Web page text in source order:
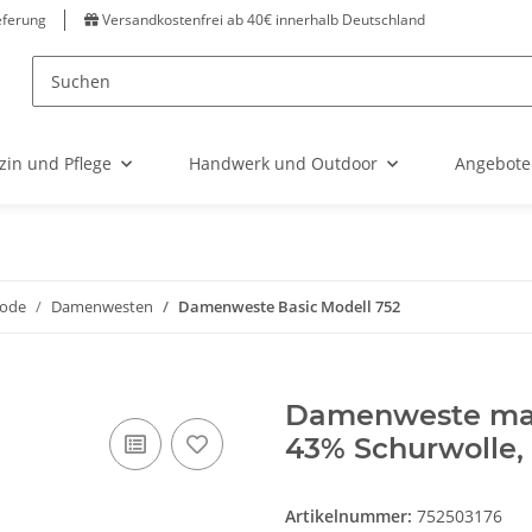
Versandkostenfrei ab 40€ innerhalb Deutschland
und Pflege Handwerk und Outdoor Angebote
Damenwesten Damenweste Basic Modell 752
Damenweste
43% Schurwolle,
Artikelnummer: 752503176